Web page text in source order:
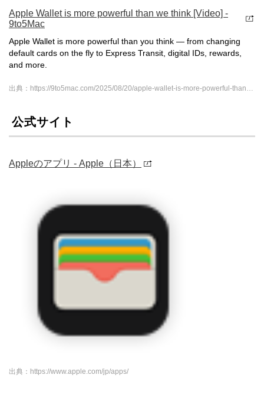
Apple Wallet is more powerful than we think [Video] -
9to5Mac
Apple Wallet is more powerful than you think — from changing
default cards on the fly to Express Transit, digital IDs, rewards,
and more.
出典：https://9to5mac.com/2025/08/20/apple-wallet-is-more-powerful-than-we-think-video/
公式サイト
Appleのアプリ - Apple（日本）
出典：https://www.apple.com/jp/apps/